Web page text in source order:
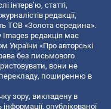
інтерв’ю, статті,
редакції,
ТОВ «Золота середина».
Images редакція має
України «Про авторські
без письмового
вони не
поширенню в
зору, викладену в
опублікованої